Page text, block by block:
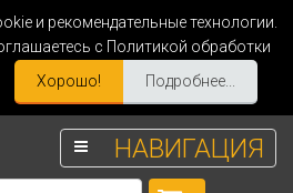
и рекомендательные технологии.
с Политикой обработки
Хорошо! Подробнее...
НАВИГАЦИЯ